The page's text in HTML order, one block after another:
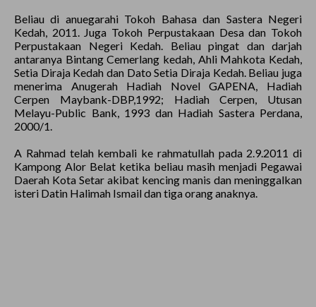
Beliau di anuegarahi Tokoh Bahasa dan Sastera Negeri
Kedah, 2011. Juga Tokoh Perpustakaan Desa dan Tokoh
Perpustakaan Negeri Kedah. Beliau pingat dan darjah
antaranya Bintang Cemerlang kedah, Ahli Mahkota Kedah,
Setia Diraja Kedah dan Dato Setia Diraja Kedah. Beliau juga
menerima Anugerah Hadiah Novel GAPENA, Hadiah
Cerpen Maybank-DBP,1992; Hadiah Cerpen, Utusan
Melayu-Public Bank, 1993 dan Hadiah Sastera Perdana,
2000/1.
A Rahmad telah kembali ke rahmatullah pada 2.9.2011 di
Kampong Alor Belat ketika beliau masih menjadi Pegawai
Daerah Kota Setar akibat kencing manis dan meninggalkan
isteri Datin Halimah Ismail dan tiga orang anaknya.